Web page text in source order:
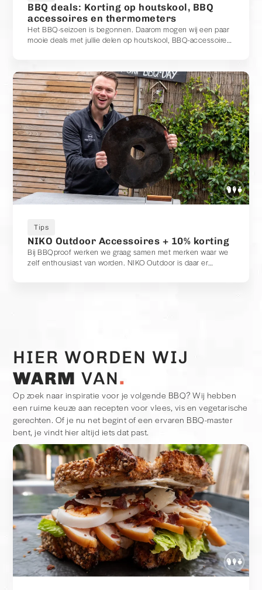
BBQ deals: Korting op houtskool, BBQ
accessoires en thermometers
Het BBQ-seizoen is begonnen. Daarom mogen wij een paar
mooie deals met jullie delen op houtskool, BBQ-accessoires
Tips
NIKO Outdoor Accessoires + 10% korting
Bij BBQproof werken we graag samen met merken waar we
zelf enthousiast van worden. NIKO Outdoor is daar er
HIER WORDEN WIJ
WARM VAN
Op zoek naar inspiratie voor je volgende BBQ? Wij hebben
een ruime keuze aan recepten voor vlees, vis en vegetarische
gerechten. Of je nu net begint of een ervaren BBQ-master
bent, je vindt hier altijd iets dat past.